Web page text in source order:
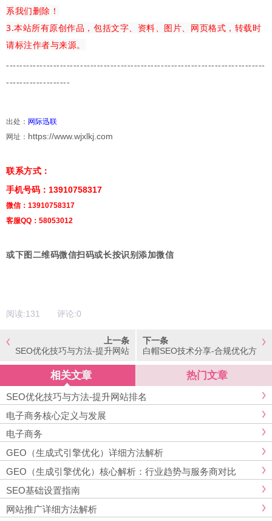
系我们删除！
3.本站所有原创作品，包括文字、资料、图片、网页格式，转载时
请标注作者与来源。
-----------------------------------------------------------------------------
-------------------
出处： 网际迅联
网址： https://www.wjxlkj.com
联系方式：
手机号码：13910758317
微信：13910758317
客服QQ：58053012
或下图二维码微信扫码或长按识别添加微信
阅读:131 评论:0
上一条
SEO优化技巧与方法-提升网站
下一条
白帽SEO技术分享-合规优化方
相关文章 热门文章
SEO优化技巧与方法-提升网站排名
电子商务核心定义与发展
电子商务
GEO（生成式引擎优化）详细方法解析
GEO（生成引擎优化）核心解析：行业趋势与服务商对比
SEO基础设置指南
网站推广详细方法解析